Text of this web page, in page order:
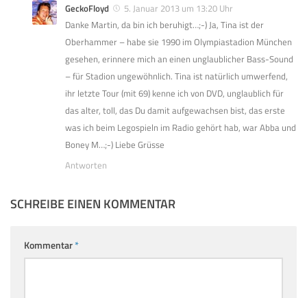
GeckoFloyd
5. Januar 2013 um 13:20 Uhr
Danke Martin, da bin ich beruhigt…;-) Ja, Tina ist der
Oberhammer – habe sie 1990 im Olympiastadion München
gesehen, erinnere mich an einen unglaublicher Bass-Sound
– für Stadion ungewöhnlich. Tina ist natürlich umwerfend,
ihr letzte Tour (mit 69) kenne ich von DVD, unglaublich für
das alter, toll, das Du damit aufgewachsen bist, das erste
was ich beim Legospieln im Radio gehört hab, war Abba und
Boney M…;-) Liebe Grüsse
Antworten
SCHREIBE EINEN KOMMENTAR
Kommentar*